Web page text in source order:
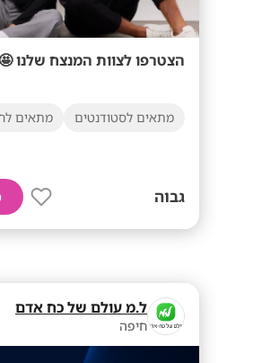
הצטרפו לצוות המנצח שלנו 🤩
מתאים לסטודנטים מתאים
גבוה
ל.מ עולם של כח אדם
חיפה